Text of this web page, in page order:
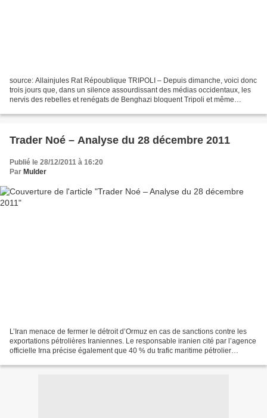
source: Allainjules Rat Répoublique TRIPOLI – Depuis dimanche, voici donc
trois jours que, dans un silence assourdissant des médias occidentaux, les
nervis des rebelles et renégats de Benghazi bloquent Tripoli et même
Trader Noé – Analyse du 28 décembre 2011
Publié le 28/12/2011 à 16:20
Par Mulder
L’Iran menace de fermer le détroit d’Ormuz en cas de sanctions contre les
exportations pétrolières Iraniennes. Le responsable iranien cité par l’agence
officielle Irna précise également que 40 % du trafic maritime pétrolier